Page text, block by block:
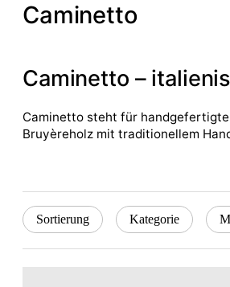
Caminetto
Caminetto –
Caminetto steht für
Bruyèreholz mit traditionellem
Sortierung Kategorie